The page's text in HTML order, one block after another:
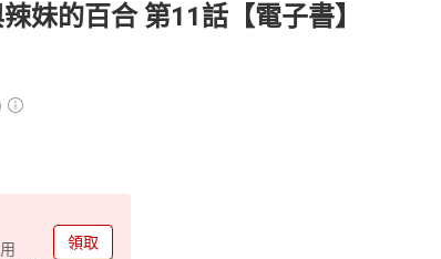
妹的百合 第11話【電子書】
領取